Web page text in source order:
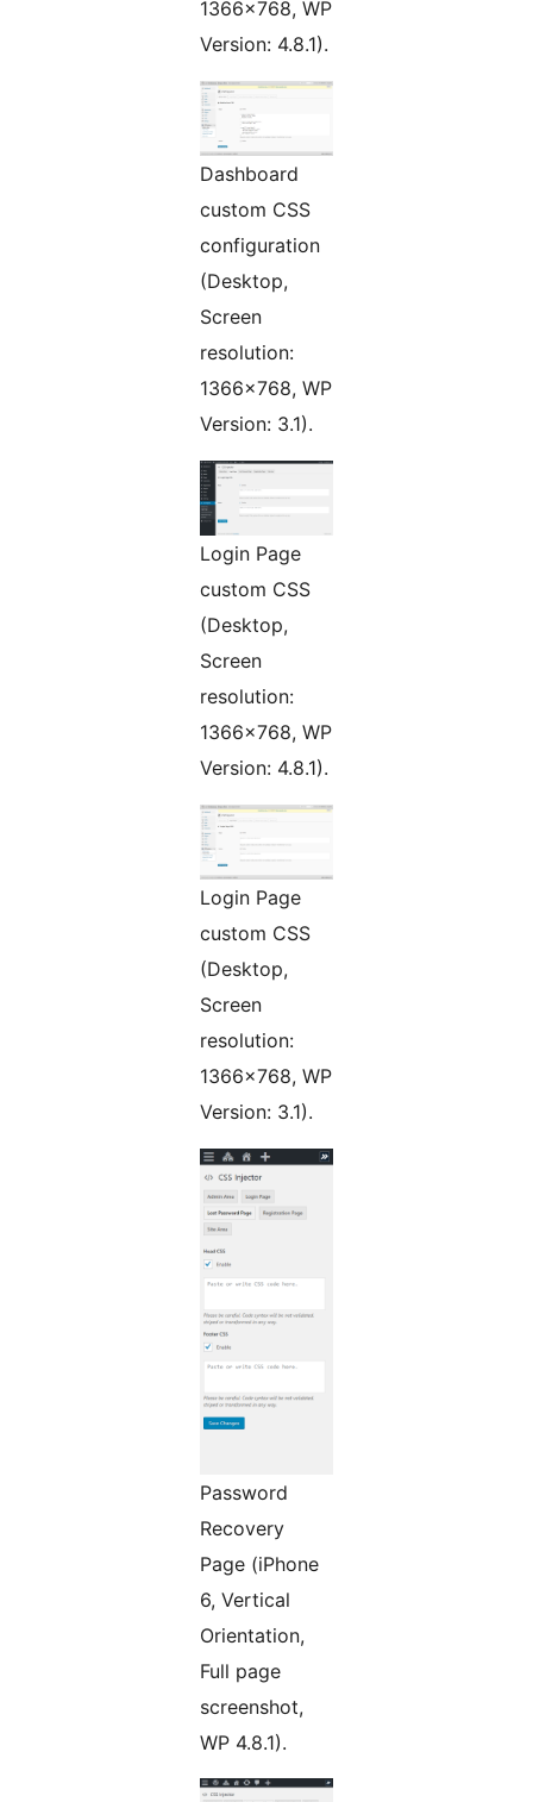
1366×768, WP
Version: 4.8.1).
Dashboard
custom CSS
configuration
(Desktop,
Screen
resolution:
1366×768, WP
Version: 3.1).
Login Page
custom CSS
(Desktop,
Screen
resolution:
1366×768, WP
Version: 4.8.1).
Login Page
custom CSS
(Desktop,
Screen
resolution:
1366×768, WP
Version: 3.1).
Password
Recovery
Page (iPhone
6, Vertical
Orientation,
Full page
screenshot,
WP 4.8.1).